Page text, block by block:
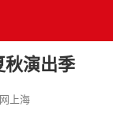
秋演出季
上海